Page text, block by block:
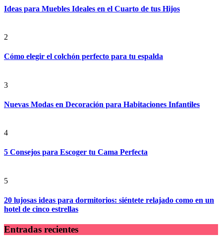
Ideas para Muebles Ideales en el Cuarto de tus Hijos
2
Cómo elegir el colchón perfecto para tu espalda
3
Nuevas Modas en Decoración para Habitaciones Infantiles
4
5 Consejos para Escoger tu Cama Perfecta
5
20 lujosas ideas para dormitorios: siéntete relajado como en un
hotel de cinco estrellas
Entradas recientes